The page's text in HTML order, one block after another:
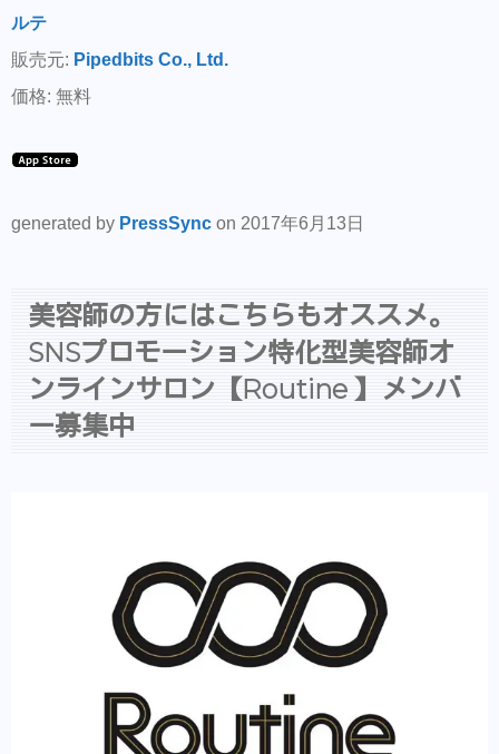
ルテ
販売元: Pipedbits Co., Ltd.
価格: 無料
generated by PressSync on 2017年6月13日
美容師の方にはこちらもオススメ。
SNSプロモーション特化型美容師オ
ンラインサロン【Routine 】メンバ
ー募集中